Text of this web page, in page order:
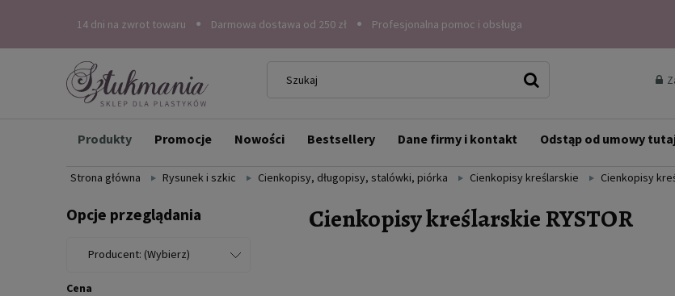
14 dni na zwrot towaru Darmowa dostawa od 250 zł Profesjonalna pomoc i obsługa
Produkty Promocje Nowości Bestsellery Dane firmy i kontakt Odstąp od umowy
Strona główna Rysunek i szkic Cienkopisy, długopisy, stalówki, piórka Cienkopisy kreślarskie Cienkopisy
Opcje przeglądania
Producent: (Wybierz)
Cena
Cienkopisy kreślarskie RYSTOR